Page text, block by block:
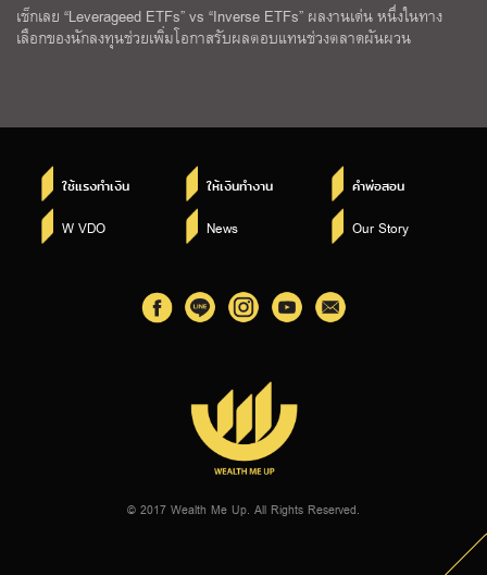
เช็กเลย “Leverageed ETFs” vs “Inverse ETFs” ผลงานเด่น หนึ่งในทาง
เลือกของนักลงทุนช่วยเพิ่มโอกาสรับผลตอบแทนช่วงตลาดผันผวน
ใช้แรงทำเงิน ให้เงินทำงาน คำพ่อสอน
W VDO News Our Story
© 2017 Wealth Me Up. All Rights Reserved.